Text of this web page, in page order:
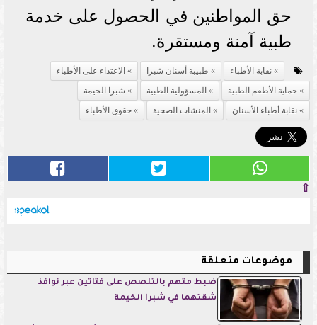
حق المواطنين في الحصول على خدمة
طبية آمنة ومستقرة.
نقابة الأطباء طبيبة أسنان شبرا
الاعتداء على الأطباء
حماية الأطقم الطبية
المسؤولية الطبية
شبرا الخيمة
نقابة أطباء الأسنان
المنشآت الصحية حقوق الأطباء
⇧
موضوعات متعلقة
ضبط متهم بالتلصص على فتاتين عبر نوافذ
شقتهما في شبرا الخيمة